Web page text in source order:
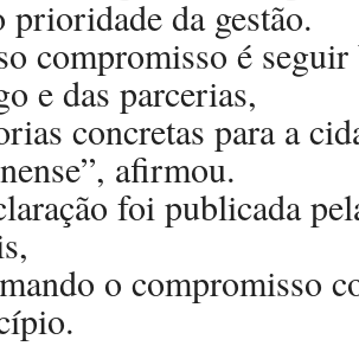
prioridade da gestão.
compromisso é
e das parcerias,
concretas para a
afirmou.
foi publicada
o compromisso